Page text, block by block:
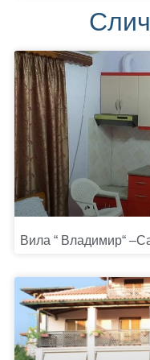
Вила “ Владимир“